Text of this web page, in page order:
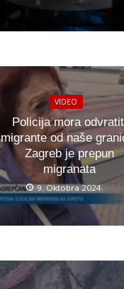
VIDEO
Policija mora
migrante od naše
Zagreb je prepun
migranata
9. Oktobra 2024.